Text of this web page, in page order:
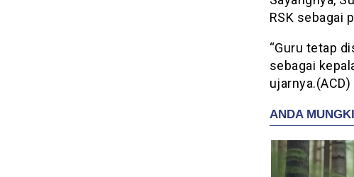
RSK sebagai
“Guru tetap
sebagai
ujarnya.(ACD)